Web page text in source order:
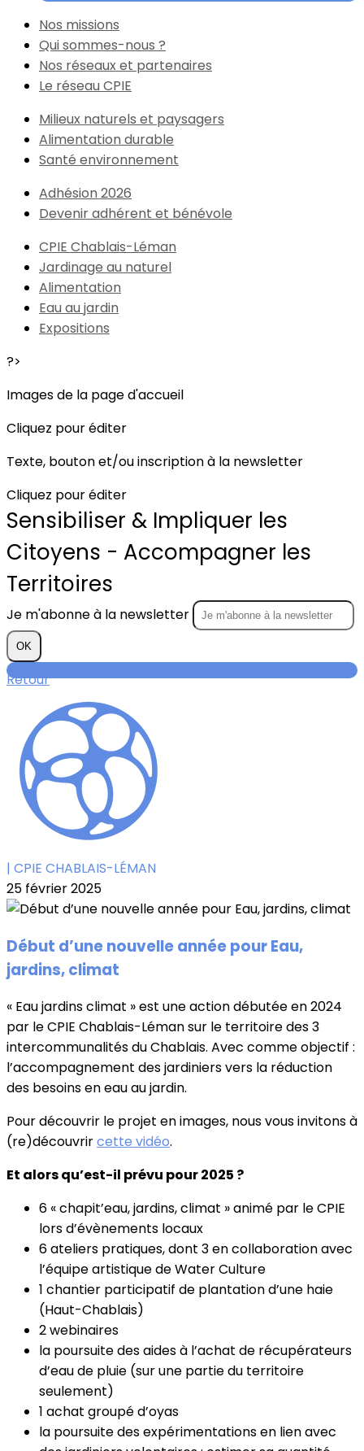
Nos missions
Qui sommes-nous ?
Nos réseaux et partenaires
Le réseau CPIE
Milieux naturels et paysagers
Alimentation durable
Santé environnement
Adhésion 2026
Devenir adhérent et bénévole
CPIE Chablais-Léman
Jardinage au naturel
Alimentation
Eau au jardin
Expositions
?>
Images de la page d'accueil
Cliquez pour éditer
Texte, bouton et/ou inscription à la newsletter
Cliquez pour éditer
Sensibiliser & Impliquer les
Citoyens - Accompagner les
Territoires
Je m'abonne à la newsletter
OK
Retour
| CPIE CHABLAIS-LÉMAN
25 février 2025
Début d’une nouvelle année pour Eau,
jardins, climat
« Eau jardins climat » est une action débutée en 2024
par le CPIE Chablais-Léman sur le territoire des 3
intercommunalités du Chablais. Avec comme objectif :
l’accompagnement des jardiniers vers la réduction
des besoins en eau au jardin.
Pour découvrir le projet en images, nous vous invitons à
(re)découvrircette vidéo.
Et alors qu’est-il prévu pour 2025 ?
6 « chapit’eau, jardins, climat » animé par le CPIE
lors d’évènements locaux
6 ateliers pratiques, dont 3 en collaboration avec
l’équipe artistique de Water Culture
1 chantier participatif de plantation d’une haie
(Haut-Chablais)
2 webinaires
la poursuite des aides à l’achat de récupérateurs
d’eau de pluie (sur une partie du territoire
seulement)
1 achat groupé d’oyas
la poursuite des expérimentations en lien avec